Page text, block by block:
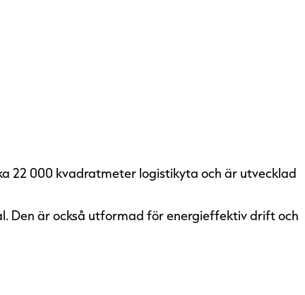
22 000 kvadratmeter logistikyta och är utvecklad
Den är också utformad för energieffektiv drift och